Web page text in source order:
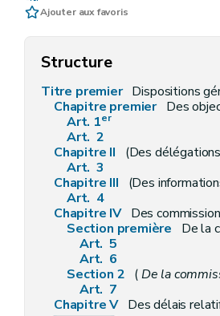
Ajouter aux favoris
Structure
Titre premier Dispositions
Chapitre premier Des
Art. 1er
Art. 2
Chapitre II
(Des délégations et des missions déléguées par
Art. 3
Chapitre III
(Des informations, de la publicité, des enquêtes publiques et
Art. 4
Chapitre IV Des
Section première
De la
Art. 5
Art. 6
Section 2 (De la commission consultative
Art. 7
Chapitre V Des délais relatifs